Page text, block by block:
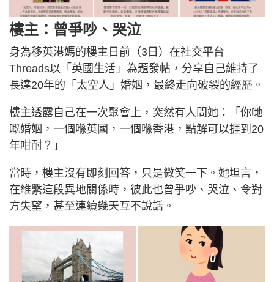
樓主：曾爭吵、哭泣
身為移英港媽的樓主日前（3日）在社交平台
Threads以「英國生活」為題發帖，分享自己維持了
長達20年的「太空人」婚姻，最終走向破裂的經歷。
樓主透露自己在一次聚會上，突然有人問她：「你哋
嘅婚姻，一個喺英國，一個喺香港，點解可以捱到20
年咁耐？」
當時，樓主沒有即刻回答，只是微笑一下。她坦言，
在維繫這段異地關係時，彼此也曾爭吵、哭泣、令對
方失望，甚至連續幾天互不說話。